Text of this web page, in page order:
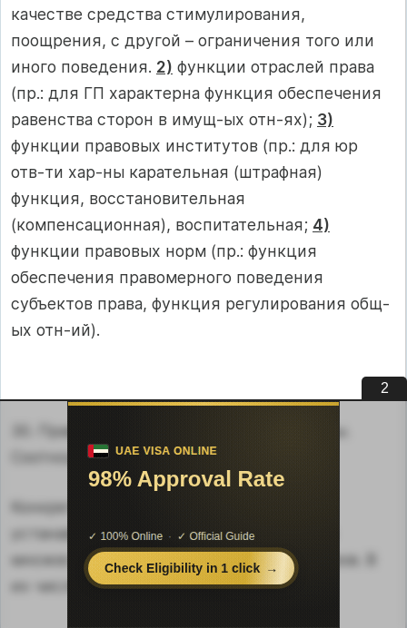
качестве средства стимулирования,
поощрения, с другой – ограничения того или
иного поведения. 2) функции отраслей права
(пр.: для ГП характерна функция обеспечения
равенства сторон в имущ-ых отн-ях); 3)
функции правовых институтов (пр.: для юр
отв-ти хар-ны карательная (штрафная)
функция, восстановительная
(компенсационная), воспитательная; 4)
функции правовых норм (пр.: функция
обеспечения правомерного поведения
субъектов права, функция регулирования общ-
ых отн-ий).
30. Право и иные социальные регуляторы.
Соотношение права и морали.
Конкретный социальный порядок
устанавливается в результате действия
множества самых разнообразных факторов. В
их числе выделяют следующие.
1